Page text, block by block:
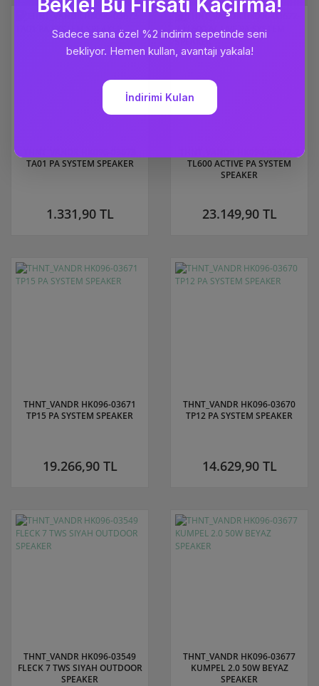
TA01 PA SYSTEM SPEAKER
1.331,90 TL
TL600 ACTIVE PA SYSTEM
SPEAKER
23.149,90 TL
THNT_VANDR HK096-03671
TP15 PA SYSTEM SPEAKER
19.266,90 TL
THNT_VANDR HK096-03670
TP12 PA SYSTEM SPEAKER
14.629,90 TL
THNT_VANDR HK096-03549
FLECK 7 TWS SIYAH OUTDOOR
SPEAKER
THNT_VANDR HK096-03677
KUMPEL 2.0 50W BEYAZ
SPEAKER